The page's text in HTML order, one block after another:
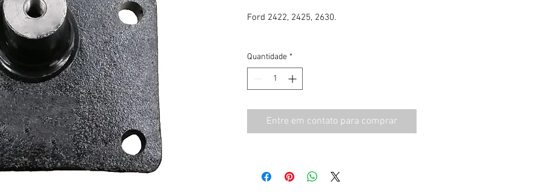
Ford 2422, 2425, 2630.
Quantidade *
Entre em contato para comprar